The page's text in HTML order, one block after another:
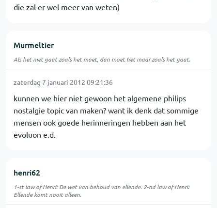
die zal er wel meer van weten)
Murmeltier
Als het niet gaat zoals het moet, dan moet het maar zoals het gaat.
zaterdag 7 januari 2012 09:21:36
kunnen we hier niet gewoon het algemene philips
nostalgie topic van maken? want ik denk dat sommige
mensen ook goede herinneringen hebben aan het
evoluon e.d.
henri62
1-st law of Henri: De wet van behoud van ellende. 2-nd law of Henri:
Ellende komt nooit alleen.